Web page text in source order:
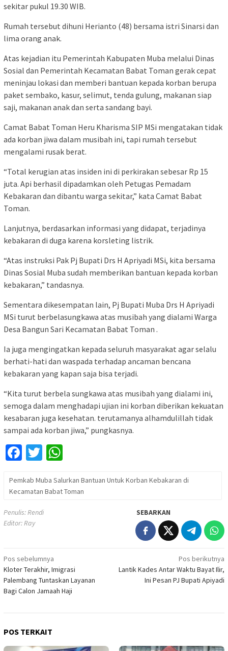
sekitar pukul 19.30 WIB.
Rumah tersebut dihuni Herianto (48) bersama istri Sinarsi dan
lima orang anak.
Atas kejadian itu Pemerintah Kabupaten Muba melalui Dinas
Sosial dan Pemerintah Kecamatan Babat Toman gerak cepat
meninjau lokasi dan memberi bantuan kepada korban berupa
paket sembako, kasur, selimut, tenda gulung, makanan siap
saji, makanan anak dan serta sandang bayi.
Camat Babat Toman Heru Kharisma SIP MSi mengatakan tidak
ada korban jiwa dalam musibah ini, tapi rumah tersebut
mengalami rusak berat.
“Total kerugian atas insiden ini di perkirakan sebesar Rp 15
juta. Api berhasil dipadamkan oleh Petugas Pemadam
Kebakaran dan dibantu warga sekitar,” kata Camat Babat
Toman.
Lanjutnya, berdasarkan informasi yang didapat, terjadinya
kebakaran di duga karena korsleting listrik.
“Atas instruksi Pak Pj Bupati Drs H Apriyadi MSi, kita bersama
Dinas Sosial Muba sudah memberikan bantuan kepada korban
kebakaran,” tandasnya.
Sementara dikesempatan lain, Pj Bupati Muba Drs H Apriyadi
MSi turut berbelasungkawa atas musibah yang dialami Warga
Desa Bangun Sari Kecamatan Babat Toman .
Ia juga mengingatkan kepada seluruh masyarakat agar selalu
berhati-hati dan waspada terhadap ancaman bencana
kebakaran yang kapan saja bisa terjadi.
“Kita turut berbela sungkawa atas musibah yang dialami ini,
semoga dalam menghadapi ujian ini korban diberikan kekuatan
kesabaran juga kesehatan. terutamanya alhamdulillah tidak
sampai ada korban jiwa,” pungkasnya.
Facebook
Twitter
Pemkab Muba Salurkan Bantuan Untuk Korban Kebakaran di
Kecamatan Babat Toman
Penulis: Rendi
Editor: Ray
SEBARKAN
Navigasi
pos
Pos sebelumnya
Kloter Terakhir, Imigrasi
Palembang Tuntaskan Layanan
Bagi Calon Jamaah Haji
Pos berikutnya
Lantik Kades Antar Waktu Bayat Ilir,
Ini Pesan PJ Bupati Apiyadi
POS TERKAIT